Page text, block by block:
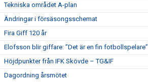
Tekniska området A-plan
Ändringar i försäsongsschemat
Fira Giff 120 år
Elofsson blir giffare: ”Det är en fin fotbollspelare”
Höjdpunkter från IFK Skövde – TG&IF
Dagordning årsmötet